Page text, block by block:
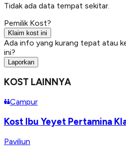
Tidak ada data tempat sekitar.
Pemilik Kost?
Klaim kost ini
Ada info yang kurang tepat atau
ini?
Laporkan
KOST LAINNYA
Campur
Kost Ibu Yeyet Pertamina
Paviliun